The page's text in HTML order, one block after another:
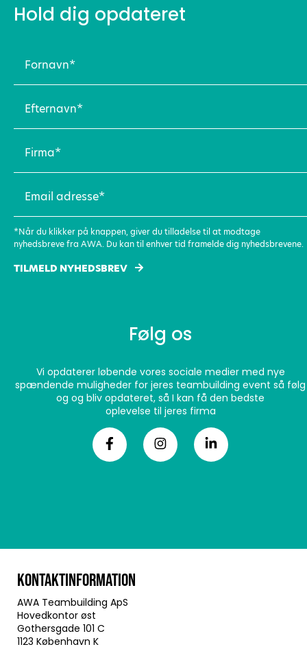
Hold dig opdateret
(Påkrævet)
(Påkrævet)
(Påkrævet)
adresse
(Påkrævet)
*Når du klikker på knappen, giver du tilladelse til at modtage
nyhedsbreve fra AWA. Du kan til enhver tid framelde dig nyhedsbrevene.
TILMELD NYHEDSBREV
Følg os
Vi opdaterer løbende vores sociale medier med nye
spændende muligheder for jeres teambuilding event så følg
og og bliv opdateret, så I kan få den bedste
oplevelse til jeres firma
KONTAKTINFORMATION
AWA Teambuilding ApS
Hovedkontor øst
Gothersgade 101 C
1123 København K